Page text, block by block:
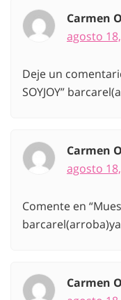
Carmen
agosto
Deje un
SOYJOY”
Carmen
agosto
Comente en
Carmen